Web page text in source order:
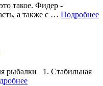
такое. Фидер -
а также с … Подробнее
рыбалки 1. Стабильная